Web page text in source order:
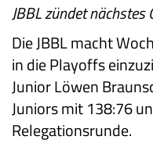
JBBL zündet
Die JBBL macht
in die Playoffs
Junior Löwen
Juniors mit 138:76
Relegationsrunde.